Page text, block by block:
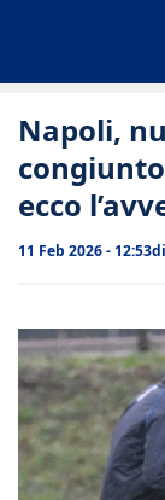
Napoli,
ecco
11 Feb 2026 - 12:53di